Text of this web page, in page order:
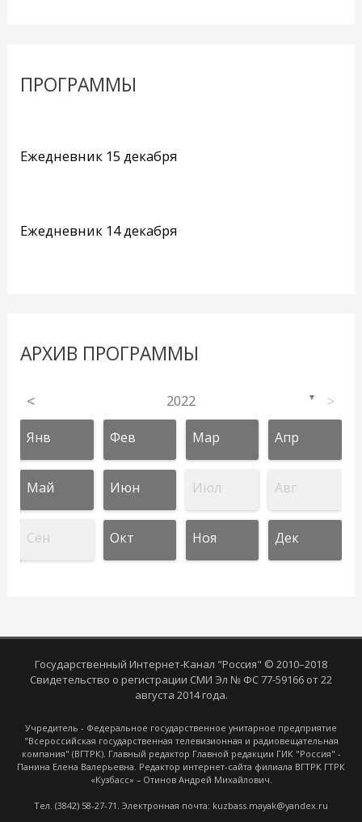
ПРОГРАММЫ
Ежедневник 15 декабря
Ежедневник 14 декабря
АРХИВ ПРОГРАММЫ
< 2022 ▼ >
Янв Фев Мар Апр
Май Июн Июл Авг
Сен Окт Ноя Дек
Государственный Интернет-Канал "Россия" © 2010–2018
Свидетельство о регистрации СМИ Эл № ФС 77-59166 от 22
августа 2014 года.
Учредитель - Федеральное государственное унитарное предприятие
"Всероссийская государственная телевизионная и радиовещательная
компания" (ВГТРК). Главный редактор Главной редакции ГИК "Россия" -
Панина Елена Валерьевна. Редактор интернет-сайта филиала ВГТРК ГТРК
«Кузбасс» – Отинов Андрей Михайлович.
Тел. (3842) 58-27-71. Электронная почта: kuzbass.mayak@yandex.ru